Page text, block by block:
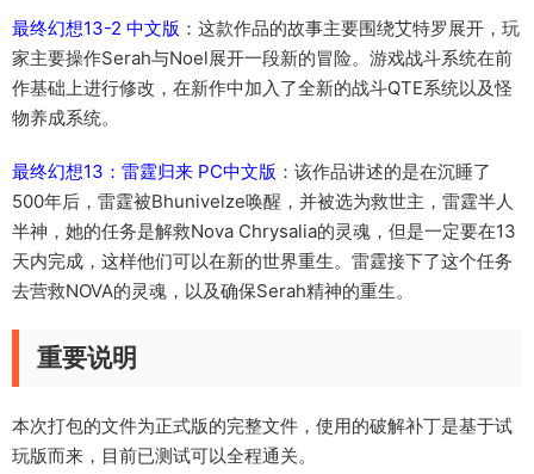
最终幻想13-2 中文版 ：这款作品的故事主要围绕艾特罗展开，玩
家主要操作Serah与Noel展开一段新的冒险。游戏战斗系统在前
作基础上进行修改，在新作中加入了全新的战斗QTE系统以及怪
物养成系统。
最终幻想13：雷霆归来 PC中文版 ：该作品讲述的是在沉睡了
500年后，雷霆被Bhunivelze唤醒，并被选为救世主，雷霆半人
半神，她的任务是解救Nova Chrysalia的灵魂，但是一定要在13
天内完成，这样他们可以在新的世界重生。雷霆接下了这个任务
去营救NOVA的灵魂，以及确保Serah精神的重生。
重要说明
本次打包的文件为正式版的完整文件，使用的破解补丁是基于试
玩版而来， 目前已测试可以全程通关。